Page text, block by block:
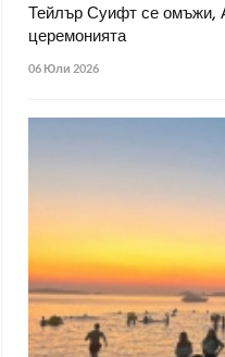
Тейлър Суифт се
церемонията
06 Юли 2026